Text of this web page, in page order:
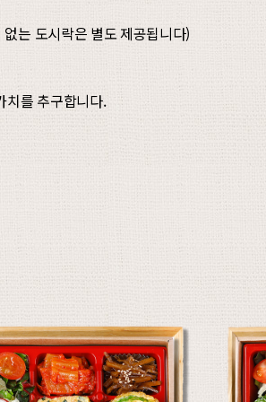
는 도시락은 별도 제공됩니다)
치를 추구합니다.